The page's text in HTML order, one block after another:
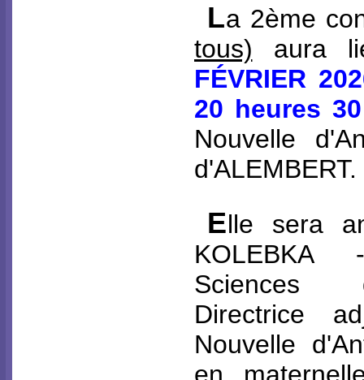
La 2ème
tous) aura
FÉVRIER
20 heures
Nouvelle
d'ALEMBERT.
Elle sera
Sciences
Directrice
Nouvelle